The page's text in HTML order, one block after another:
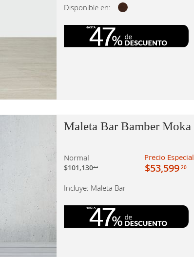
Disponible en:
Maleta Bar Bamber Moka
Normal
$101,130.57
Precio Especial
$53,599 .20
Incluye: Maleta Bar